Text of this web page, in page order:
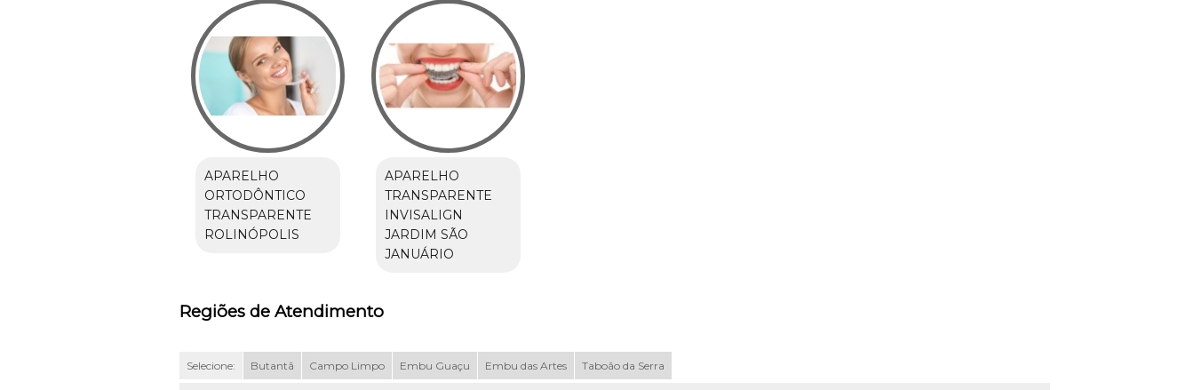
APARELHO
ORTODÔNTICO
TRANSPARENTE
ROLINÓPOLIS
APARELHO
TRANSPARENTE
INVISALIGN
JARDIM SÃO
JANUÁRIO
Regiões de Atendimento
Selecione: Butantã Campo Limpo Embu Guaçu Embu das Artes Taboão da Serra